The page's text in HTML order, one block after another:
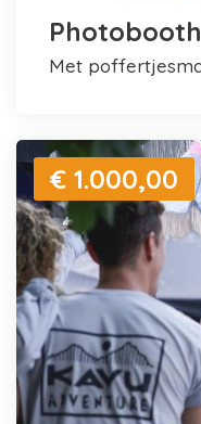
met
€ 1.000,00